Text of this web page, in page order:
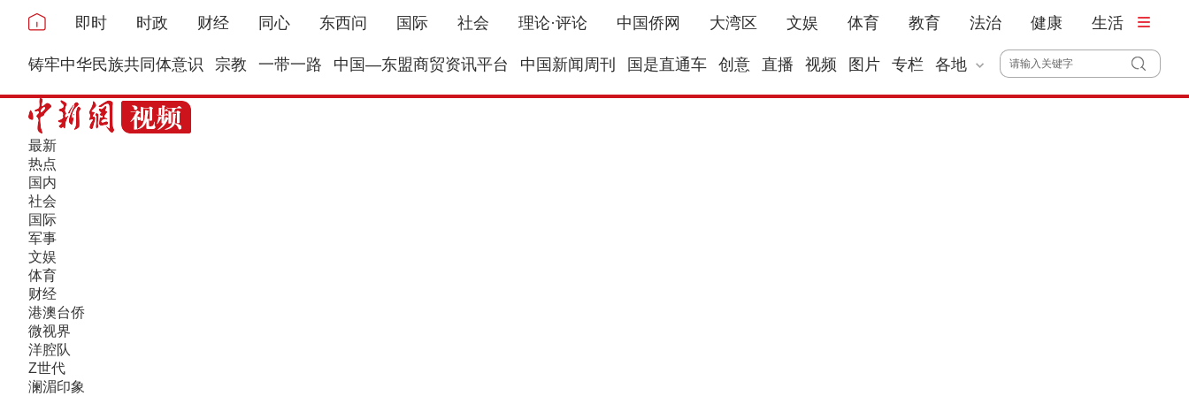
即时 时政 财经 同心 东西问 国际 社会 理论·评论 中国侨网 大湾区 文娱 体育 教育 法治 健康 生活
铸牢中华民族共同体意识 宗教 一带一路 中国—东盟商贸资讯平台 中国新闻周刊 国是直通车 创意 直播 视频 图片 专栏 各地
最新
热点
国内
社会
国际
军事
文娱
体育
财经
港澳台侨
微视界
洋腔队
Z世代
澜湄印象